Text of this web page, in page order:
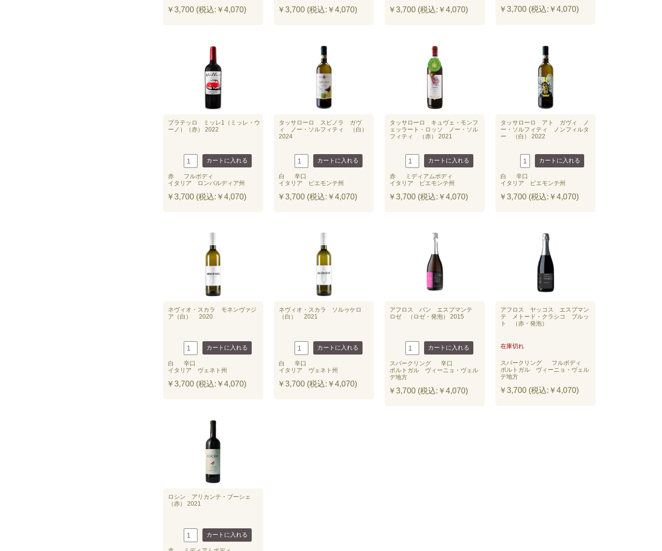
￥3,700 (税込:￥4,070) ￥3,700 (税込:￥4,070) ￥3,700 (税込:￥4,070) ￥3,700 (税込:￥4,070)
プラテッロ ミッレ1（ミッレ・ウ
ーノ）（赤） 2022
赤
フルボディ
イタリア ロンバルディア州
￥3,700 (税込:￥4,070)
タッサローロ スピノラ ガヴ
ィ ノー・ソルフィティ （白）
2024
白
辛口
イタリア ピエモンテ州
￥3,700 (税込:￥4,070)
タッサローロ キュヴェ・モンフ
ェッラート・ロッソ ノー・ソル
フィティ （赤） 2021
赤
ミディアムボディ
イタリア ピエモンテ州
￥3,700 (税込:￥4,070)
タッサローロ アト ガヴィ ノ
ー・ソルフィティ ノンフィルタ
ー （白） 2022
白
辛口
イタリア ピエモンテ州
￥3,700 (税込:￥4,070)
ネヴィオ・スカラ モネンヴァジ
ア（白） 2020
白
辛口
イタリア ヴェネト州
￥3,700 (税込:￥4,070)
ネヴィオ・スカラ ソルゥケロ
（白） 2021
白
辛口
イタリア ヴェネト州
￥3,700 (税込:￥4,070)
アフロス パン エスプマンテ
ロゼ （ロゼ・発泡） 2015
スパークリング
辛口
ポルトガル ヴィーニョ・ヴェル
デ地方
￥3,700 (税込:￥4,070)
アフロス ヤッコス エスプマン
テ メトード・クラシコ ブルッ
ト （赤・発泡）
在庫切れ
スパークリング
フルボディ
ポルトガル ヴィーニョ・ヴェル
デ地方
￥3,700 (税込:￥4,070)
ロシン アリカンテ・ブーシェ
（赤） 2021